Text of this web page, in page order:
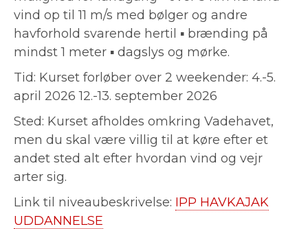
vind op til 11 m/s med bølger og andre
havforhold svarende hertil ▪ brænding på
mindst 1 meter ▪ dagslys og mørke.
Tid: Kurset forløber over 2 weekender: 4.-5.
april 2026 12.-13. september 2026
Sted: Kurset afholdes omkring Vadehavet,
men du skal være villig til at køre efter et
andet sted alt efter hvordan vind og vejr
arter sig.
Link til niveaubeskrivelse: IPP HAVKAJAK
UDDANNELSE